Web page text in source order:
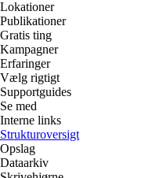
Lokationer
Publikationer
Gratis ting
Kampagner
Erfaringer
Vælg rigtigt
Supportguides
Se med
Interne links
Strukturoversigt
Opslag
Dataarkiv